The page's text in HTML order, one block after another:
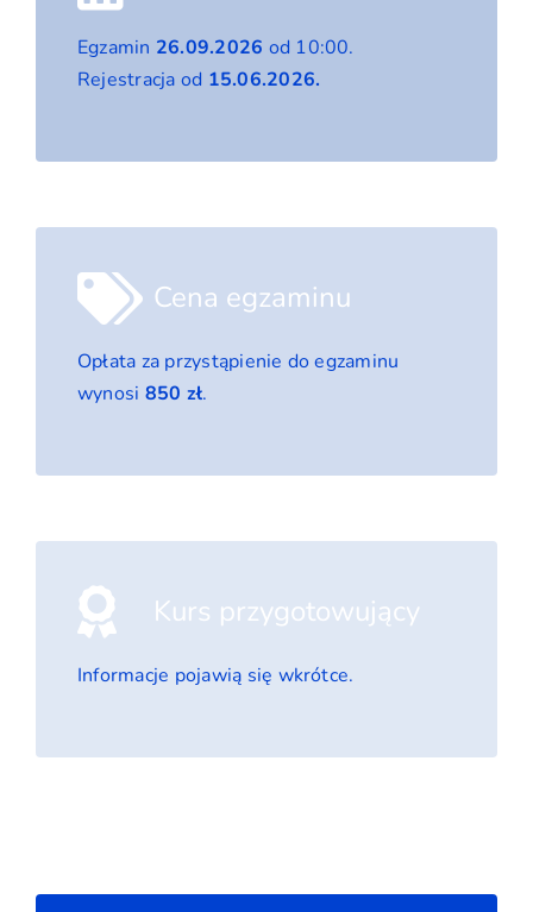
Egzamin 26.09.2026 od 10:00.
Rejestracja od 15.06.2026.
Cena egzaminu
Opłata za przystąpienie do egzaminu
wynosi 850 zł.
Kurs przygotowujący
Informacje pojawią się wkrótce.